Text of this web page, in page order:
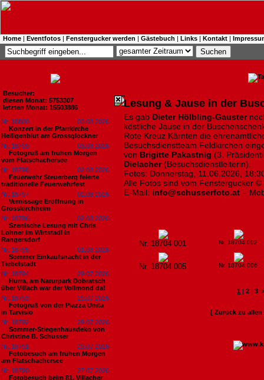
Home | Eventfotos | Fenstergucker werden | Gästebuch | Links | Kontakt |
Besucher:
diesen Monat: 5753307
letzten Monat: 15503886
Nr. 18800
03.08.2026
Konzert in der Pfarrkirche
Heiligenblut am Grossglockner
Nr. 18799
03.08.2026
Fotogruß am frühen Morgen
vom Flatschachersee
Nr. 18798
02.08.2026
Feuerwehr Steuerberg feierte
traditionelle Feuerwehrfest
Nr. 18797
02.08.2026
Vernissage Eröffnung in
Grosskirchheim
Nr. 18796
02.08.2026
Szenische Lesung mit Chris
Lohner im Wirtstadl in
Rangersdorf
Nr. 18795
01.08.2026
Sommer Einkaufsnacht in der
Tiebelstadt
Nr. 18794
29.07.2026
Hurra, am Naturpark Dobratsch
über Villach war der Vollmond da!
Nr. 18793
29.07.2026
Fotogruß von der Piazza Unita
in Tarvisio
Nr. 18792
29.07.2026
Sommer-Stiegenhausdeko von
Christine B. Schusser
Nr. 18791
29.07.2026
Fotobesuch am frühen Morgen
am Flatschachersee
Nr. 18790
27.07.2026
Fotobesuch beim 81. Villacher
Lesung & Jause in der
Es gab Dieter Hölbling-Gauster
köstliche Jause in der
Rote Kreuz Kärnten die
Besuchsdienstteam Feldkirchen
von Brigitte Pakastnig (3.
Dielacher(Besuchsdienstleiterin).
Fotos: Donnerstag, 11.06.2026,
Alle Fotos sind vom Fenstergucker ©
E-Mail: info@schusserfoto.at –
Nr. 18704 001 Nr. 18704 002
Nr. 18704 005 Nr. 18704 006
1 |2 |3
[ Zurück zu